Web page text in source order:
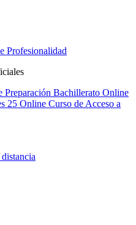
Profesionalidad
Preparación Bachillerato Online
25 Online Curso de Acceso a